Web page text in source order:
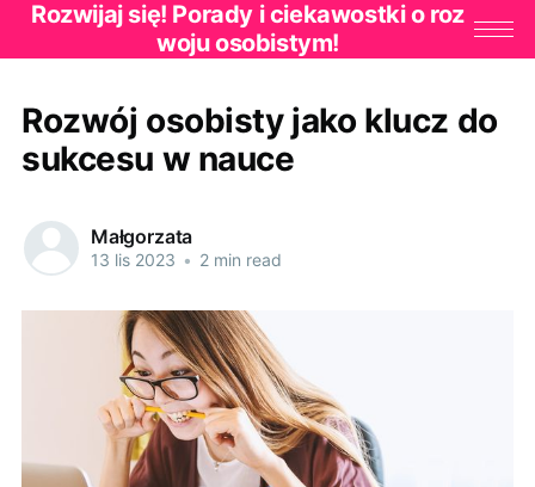
Rozwijaj się! Porady i ciekawostki o roz
woju osobistym!
Rozwój osobisty jako klucz do
sukcesu w nauce
Małgorzata
13 lis 2023 • 2 min read